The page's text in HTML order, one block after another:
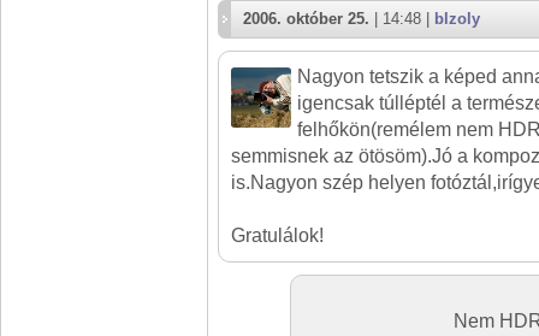
2006. október 25. | 14:48 | blzoly
Nagyon tetszik a képed
igencsak túlléptél a
felhőkön(remélem nem
semmisnek az ötösöm).Jó a
is.Nagyon szép helyen
Gratulálok!
Nem